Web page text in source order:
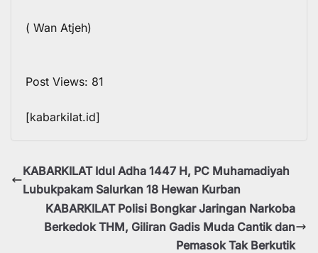
( Wan Atjeh)
Post Views: 81
[kabarkilat.id]
KABARKILAT Idul Adha 1447 H, PC Muhamadiyah
Lubukpakam Salurkan 18 Hewan Kurban
KABARKILAT Polisi Bongkar Jaringan Narkoba
Berkedok THM, Giliran Gadis Muda Cantik dan
Pemasok Tak Berkutik